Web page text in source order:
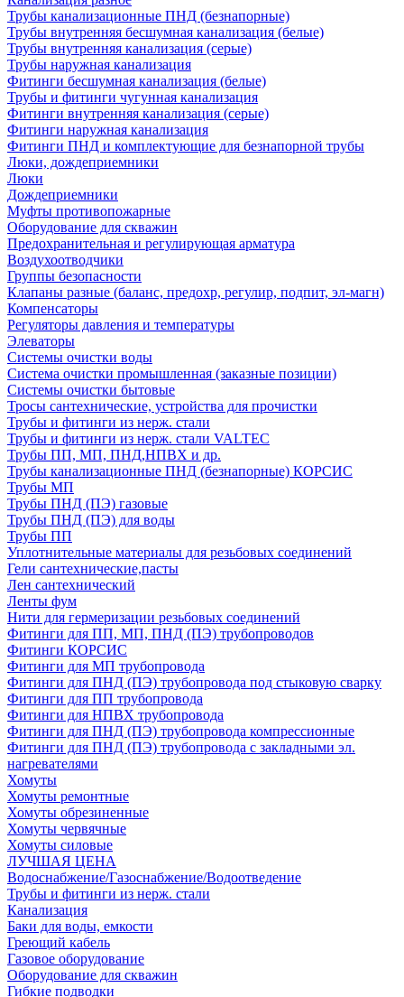
Трубы канализационные ПНД (безнапорные)
Трубы внутренняя бесшумная канализация (белые)
Трубы внутренняя канализация (серые)
Трубы наружная канализация
Фитинги бесшумная канализация (белые)
Трубы и фитинги чугунная канализация
Фитинги внутренняя канализация (серые)
Фитинги наружная канализация
Фитинги ПНД и комплектующие для безнапорной трубы
Люки, дождеприемники
Люки
Дождеприемники
Муфты противопожарные
Оборудование для скважин
Предохранительная и регулирующая арматура
Воздухоотводчики
Группы безопасности
Клапаны разные (баланс, предохр, регулир, подпит, эл-магн)
Компенсаторы
Регуляторы давления и температуры
Элеваторы
Системы очистки воды
Система очистки промышленная (заказные позиции)
Системы очистки бытовые
Тросы сантехнические, устройства для прочистки
Трубы и фитинги из нерж. стали
Трубы и фитинги из нерж. стали VALTEC
Трубы ПП, МП, ПНД,НПВХ и др.
Трубы канализационные ПНД (безнапорные) КОРСИС
Трубы МП
Трубы ПНД (ПЭ) газовые
Трубы ПНД (ПЭ) для воды
Трубы ПП
Уплотнительные материалы для резьбовых соединений
Гели сантехнические,пасты
Лен сантехнический
Ленты фум
Нити для гермеризации резьбовых соединений
Фитинги для ПП, МП, ПНД (ПЭ) трубопроводов
Фитинги КОРСИС
Фитинги для МП трубопровода
Фитинги для ПНД (ПЭ) трубопровода под стыковую сварку
Фитинги для ПП трубопровода
Фитинги для НПВХ трубопровода
Фитинги для ПНД (ПЭ) трубопровода компрессионные
Фитинги для ПНД (ПЭ) трубопровода с закладными эл.
нагревателями
Хомуты
Хомуты ремонтные
Хомуты обрезиненные
Хомуты червячные
Хомуты силовые
ЛУЧШАЯ ЦЕНА
Водоснабжение/Газоснабжение/Водоотведение
Трубы и фитинги из нерж. стали
Канализация
Баки для воды, емкости
Греющий кабель
Газовое оборудование
Оборудование для скважин
Гибкие подводки